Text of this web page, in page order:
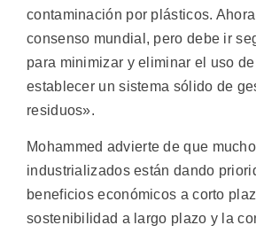
contaminación por plásticos.
consenso mundial, pero debe ir
para minimizar y eliminar el uso
establecer un sistema sólido de
residuos».
Mohammed advierte de que
industrializados están dando
beneficios económicos a corto
sostenibilidad a largo plazo y la